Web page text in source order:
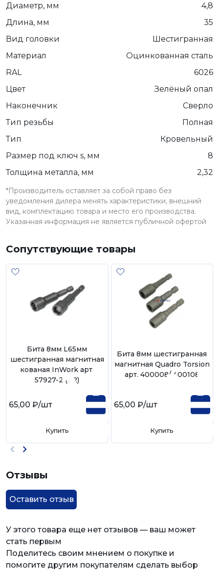
Диаметр, мм
4,8
Длина, мм
35
Вид головки
Шестигранная
Материал
Оцинкованная сталь
RAL
6026
Цвет
Зелёный опал
Наконечник
Сверло
Тип резьбы
Полная
Тип
Кровельный
Размер под ключ s, мм
8
Толщина металла, мм
2,32
*Производитель оставляет за собой право без
уведомления дилера менять характеристики, внешний
вид, комплектацию товара и место его производства.
Указанная информация не является публичной офертой
Сопутствующие товары
Бита 8мм L65мм
шестигранная магнитная
кованая InWork арт.
57927-2 (1/2)
65,00 ₽/шт
Купить
Бита 8мм шестигранная
магнитная Quadro Torsion
арт. 400008/ 400108
65,00 ₽/шт
Купить
Отзывы
Оставить отзыв
У этого товара еще нет отзывов — ваш может
стать первым
Поделитесь своим мнением о покупке и
помогите другим покупателям сделать выбор